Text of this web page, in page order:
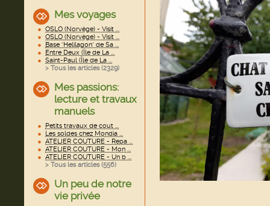
Mes voyages
OSLO (Norvège) - Visit ...
OSLO (Norvège) - Visit ...
Base "Helilagon" de Sa ...
Entre Deux (Île de La ...
Saint-Paul (Île de La ...
> Tous les articles (2329)
Mes passions:
lecture et travaux
manuels
Petits travaux de cout ...
Les soldes chez Mondia ...
ATELIER COUTURE - Repa ...
ATELIER COUTURE - Mon ...
ATELIER COUTURE - Un b ...
> Tous les articles (556)
Un peu de notre
vie privée